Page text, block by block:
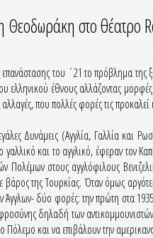
Θεοδωράκη στο θέατρο
του ΄21 το πρόβλημα της
ελληνικού έθνους αλλάζοντας
αλλαγές, που πολλές φορές τις προκαλεί
Δυνάμεις (Αγγλία, Γαλλία και
γαλλικό και το αγγλικό, έφεραν τον
Πολέμων στους αγγλόφιλους
της Τουρκίας. Όταν όμως
δύο φορές: την πρώτη στα
δηλαδή των
και να επιβάλουν την